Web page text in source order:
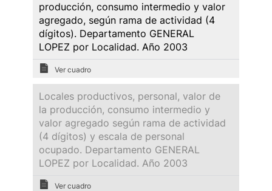
producción, consumo intermedio y valor
agregado, según rama de actividad (4
dígitos). Departamento GENERAL
LOPEZ por Localidad. Año 2003
Ver cuadro
Locales productivos, personal, valor de
la producción, consumo intermedio y
valor agregado según rama de actividad
(4 dígitos) y escala de personal
ocupado. Departamento GENERAL
LOPEZ por Localidad. Año 2003
Ver cuadro